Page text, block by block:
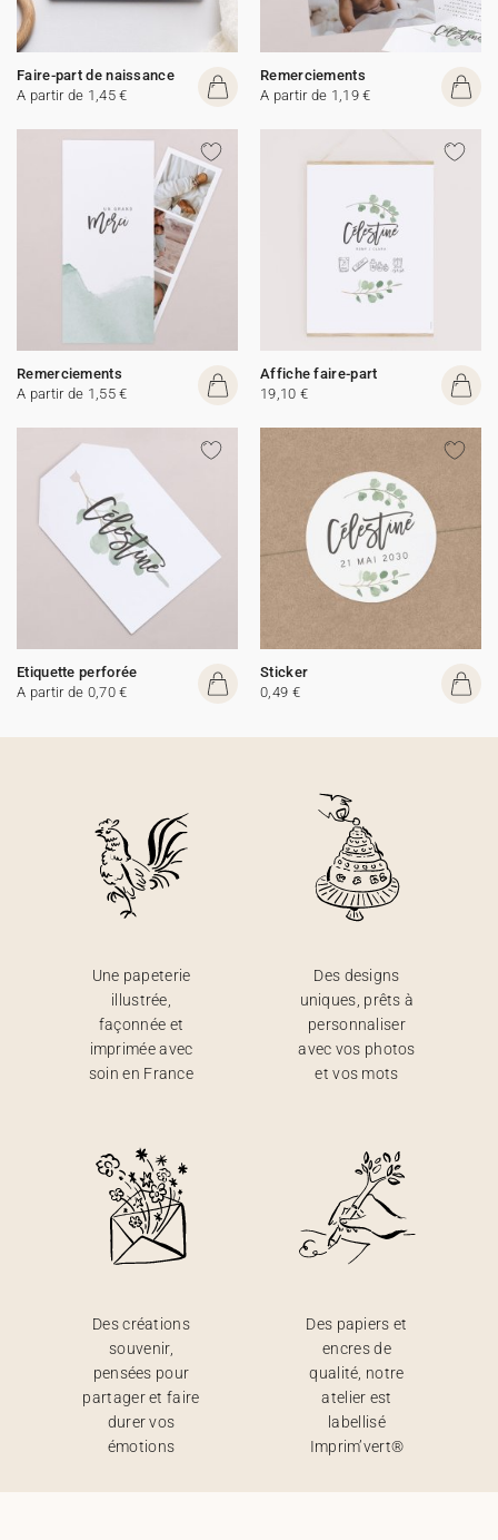
Faire-part de naissance
A partir de 1,45 €
Remerciements
A partir de 1,19 €
Remerciements
A partir de 1,55 €
Affiche faire-part
19,10 €
Etiquette perforée
A partir de 0,70 €
Sticker
0,49 €
Une papeterie
illustrée,
façonnée et
imprimée avec
soin en France
Des designs
uniques, prêts à
personnaliser
avec vos photos
et vos mots
Des créations
souvenir,
pensées pour
partager et faire
durer vos
émotions
Des papiers et
encres de
qualité, notre
atelier est
labellisé
Imprim’vert®